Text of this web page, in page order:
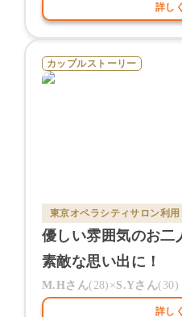
詳し
カップルストーリー
東京オペラシティサロン利用
優しい雰囲気のお二
素敵な思い出に！
M.Hさん(28)×S.Yさん( 30)
詳し